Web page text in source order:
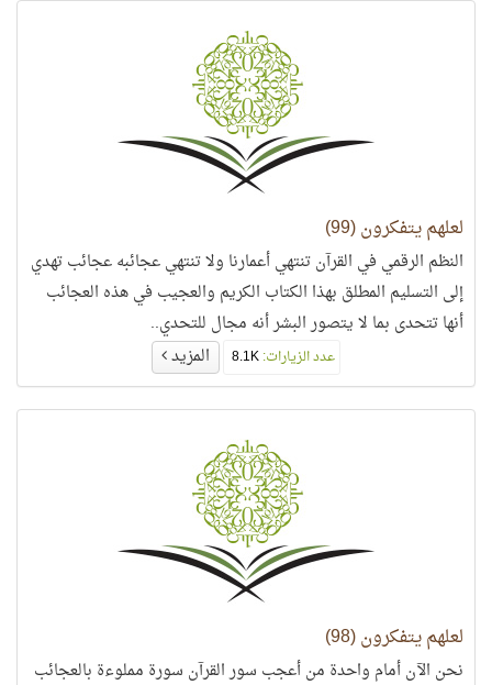
لعلهم يتفكرون (99)
النظم الرقمي في القرآن تنتهي أعمارنا ولا تنتهي عجائبه عجائب تهدي
إلى التسليم المطلق بهذا الكتاب الكريم والعجيب في هذه العجائب
أنها تتحدى بما لا يتصور البشر أنه مجال للتحدي..
عدد الزيارات: المزيد
لعلهم يتفكرون (98)
نحن الآن أمام واحدة من أعجب سور القرآن سورة مملوءة بالعجائب